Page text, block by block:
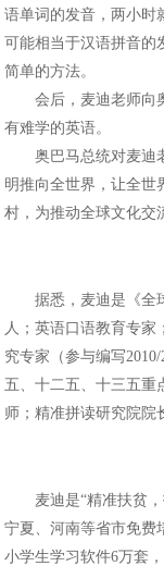
语单词的发音，两小时
可能相当于汉语拼音的
简单的方法。
会后，麦迪老师向
有难学的英语。
奥巴马总统对麦迪
明推向全世界，让全世
村，为推动全球文化交
据悉， 麦迪是《全
人；英语口语教育专家
究专家（参与编写
五、十二五、十三五重
师；精准拼读研究院院
麦迪是“精准扶贫
宁夏、河南等省市免费
小学生学习软件6万套